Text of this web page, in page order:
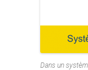
Dans un